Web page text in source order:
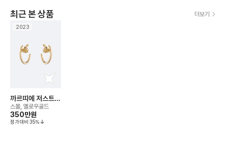
최근 본 상품 더보기
2023
까르띠에 저스트
앵 끌루 후프 이어
링
스몰, 옐로우골드
350만원
정가대비 35%